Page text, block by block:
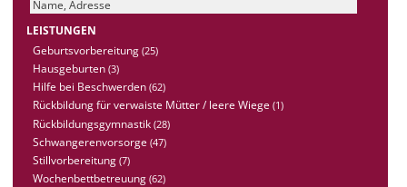
LEISTUNGEN
Geburtsvorbereitung (25)
Hausgeburten (3)
Hilfe bei Beschwerden (62)
Rückbildung für verwaiste Mütter / leere Wiege (1)
Rückbildungsgymnastik (28)
Schwangerenvorsorge (47)
Stillvorbereitung (7)
Wochenbettbetreuung (62)